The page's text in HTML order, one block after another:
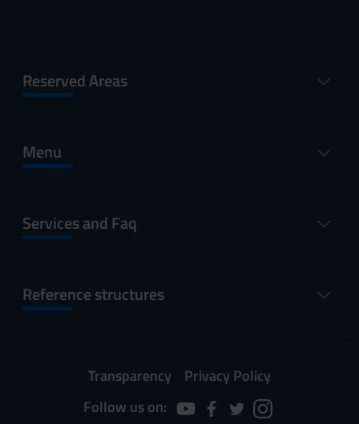
Reserved Areas
Menu
Services and Faq
Reference structures
Transparency
Privacy Policy
Follow us on: